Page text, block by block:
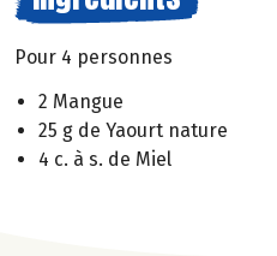
Pour 4 personnes
2 Mangue
25 g de Yaourt nature
4 c. à s. de Miel